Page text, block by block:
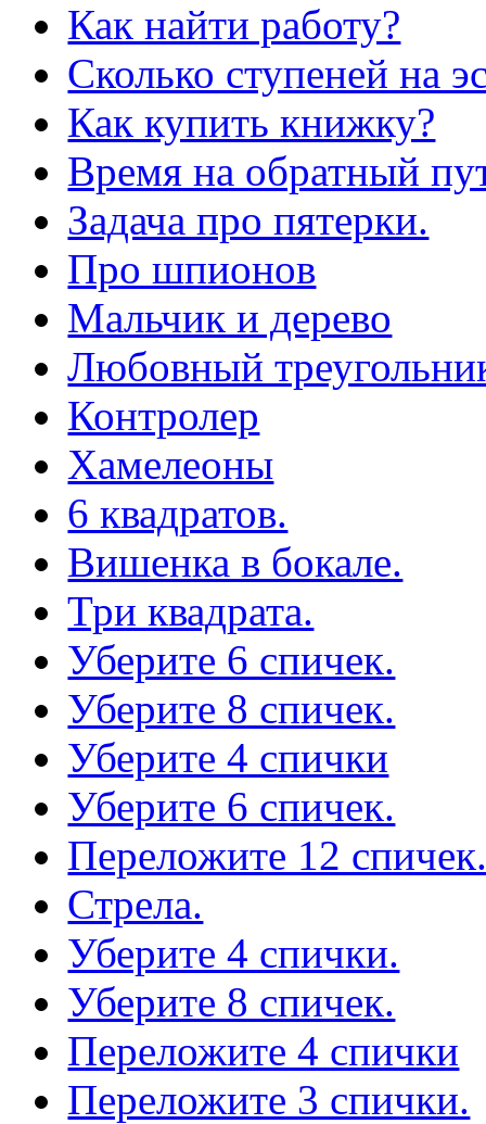
Как найти работу?
Сколько ступеней на
Как купить книжку?
Время на обратный
Задача про пятерки.
Про шпионов
Мальчик и дерево
Любовный
Контролер
Хамелеоны
6 квадратов.
Вишенка в бокале.
Три квадрата.
Уберите 6 спичек.
Уберите 8 спичек.
Уберите 4 спички
Уберите 6 спичек.
Переложите 12
Стрела.
Уберите 4 спички.
Уберите 8 спичек.
Переложите 4 спички
Переложите 3 спички.